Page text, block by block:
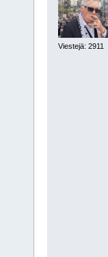
Viestejä: 2911